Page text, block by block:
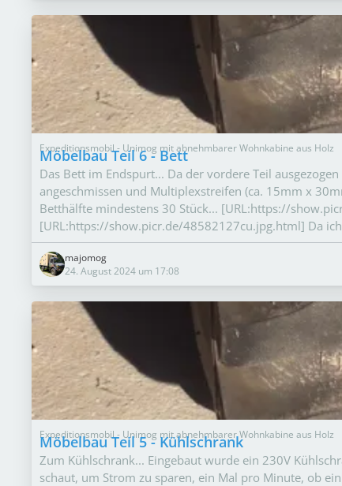
Expeditionsmobil - Unimog mit abnehmbarer Wohnkabine aus Holz
Möbelbau Teil 6 - Bett
Das Bett im Endspurt... Da der vordere Teil
angeschmissen und Multiplexstreifen (ca. 15mm x
Betthälfte mindestens 30 Stück... [URL:https://
[URL:https://show.picr.de/48582127cu.jpg.html] Da
majomog
24. August 2024 um 17:08
Expeditionsmobil - Unimog mit abnehmbarer Wohnkabine aus Holz
Möbelbau Teil 5 - Kühlschrank
Zum Kühlschrank... Eingebaut wurde ein 230V
schaut, um Strom zu sparen, ein Mal pro Minute, ob